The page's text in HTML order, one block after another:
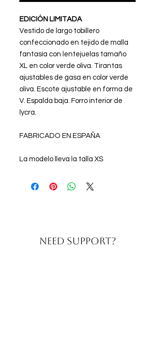
EDICIÓN LIMITADA
Vestido de largo tobillero
confeccionado en tejido de malla
fantasía con lentejuelas tamaño
XL en color verde oliva. Tirantas
ajustables de gasa en color verde
oliva. Escote ajustable en forma de
V. Espalda baja. Forro interior de
lycra.
FABRICADO EN ESPAÑA
La modelo lleva la talla XS
NEED Support?